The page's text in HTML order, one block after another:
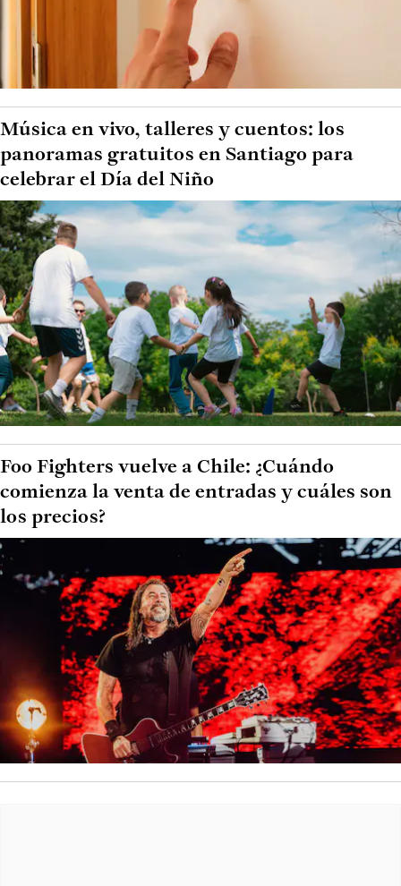
Música en vivo, talleres y cuentos: los
panoramas gratuitos en Santiago para
celebrar el Día del Niño
Foo Fighters vuelve a Chile: ¿Cuándo
comienza la venta de entradas y cuáles son
los precios?